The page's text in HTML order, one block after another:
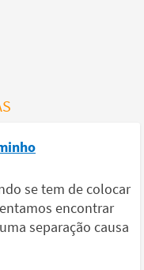
se tem de colocar
encontrar
separação causa